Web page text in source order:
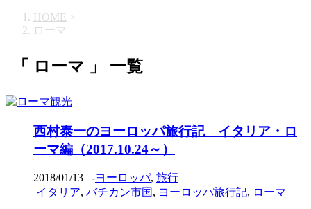
HOME >
ローマ
「 ローマ 」 一覧
西村泰一のヨーロッパ旅行記 イタリア・ロ
ーマ編（2017.10.24～）
2018/01/13 -ヨーロッパ, 旅行
イタリア, バチカン市国, ヨーロッパ旅行記, ローマ